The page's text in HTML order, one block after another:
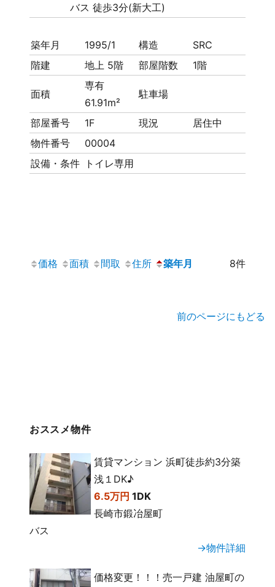
バス 徒歩3分(新大工)
築年月 1995/1 構造
SRC
階建
地上 5階 部屋階数 1階
面積
専有
61.91m²
駐車場
部屋番号 1F 現況
居住中
物件番号
00004
設備・条件
トイレ専用
価格 面積 間取 住所 築年月 8件
前のページにもどる
おススメ物件
賃貸マンション 浜町徒歩約3分築
浅１DK♪
6.5万円 1DK
長崎市鍛冶屋町
バス
→物件詳細
価格変更！！！売一戸建 油屋町の